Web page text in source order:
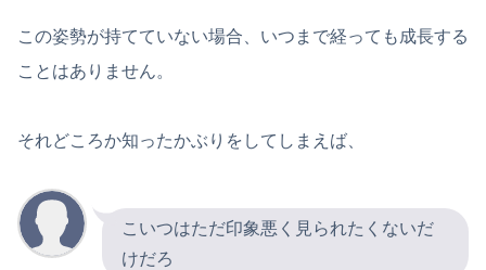
この姿勢が持てていない場合、いつまで経っても成長する
ことはありません。
それどころか知ったかぶりをしてしまえば、
こいつはただ印象悪く見られたくないだ
けだろ